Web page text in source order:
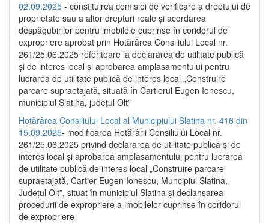
02.09.2025 - constituirea comisiei de verificare a dreptului de
proprietate sau a altor drepturi reale și acordarea
despăgubirilor pentru imobilele cuprinse în coridorul de
expropriere aprobat prin Hotărârea Consiliului Local nr.
261/25.06.2025 referitoare la declararea de utilitate publică
și de interes local și aprobarea amplasamentului pentru
lucrarea de utilitate publică de interes local „Construire
parcare supraetajată, situată în Cartierul Eugen Ionescu,
municipiul Slatina, județul Olt”
Hotărârea Consiliului Local al Municipiului Slatina nr. 416 din
15.09.2025- modificarea Hotărârii Consiliului Local nr.
261/25.06.2025 privind declararea de utilitate publică și de
interes local și aprobarea amplasamentului pentru lucrarea
de utilitate publică de interes local „Construire parcare
supraetajată, Cartier Eugen Ionescu, Muncipiul Slatina,
Județul Olt”, situat în municipiul Slatina și declanșarea
procedurii de expropriere a imobilelor cuprinse în coridorul
de expropriere